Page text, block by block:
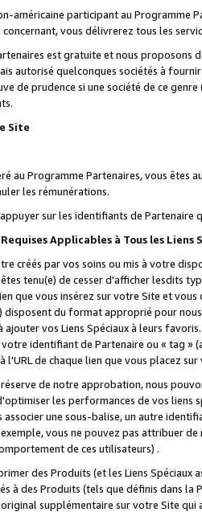
américaine participant au
vous délivrerez tous les
est gratuite et nous proposons
autorisé quelconques sociétés à
de prudence si une société de ce
Site
au Programme Partenaires, vous êtes
les rémunérations.
sur les identifiants de Partenaire
Applicables à Tous les Liens
créés par vos soins ou mis à votre
tenu(e) de cesser d'afficher lesdits
que vous insérez sur votre Site et
du format approprié pour
vos Liens Spéciaux à leurs
identifiant de Partenaire ou « tag
l'URL de chaque lien que vous placez
de notre approbation, nous
les performances de vos liens
associer une sous-balise, un autre
vous ne pouvez pas attribuer
de ces utilisateurs) .
des Produits (et les Liens
à des Produits (tels que définis dans
supplémentaire sur votre Site qui